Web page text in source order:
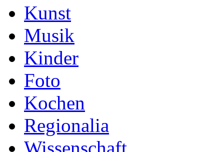
Kunst
Musik
Kinder
Foto
Kochen
Regionalia
Wissenschaft